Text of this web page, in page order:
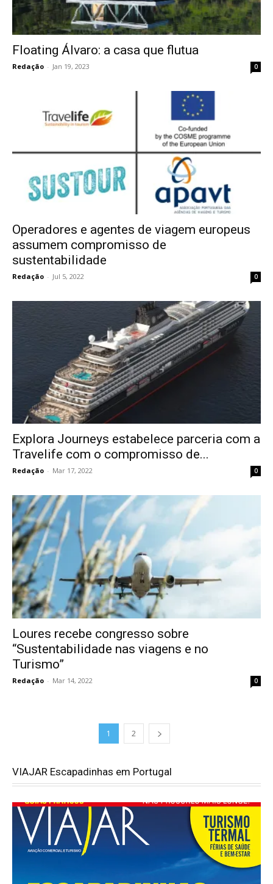
Floating Álvaro: a casa que flutua
Redação - Jan 19, 2023 0
Operadores e agentes de viagem europeus
assumem compromisso de
sustentabilidade
Redação - Jul 5, 2022 0
Explora Journeys estabelece parceria com a
Travelife com o compromisso de...
Redação - Mar 17, 2022 0
Loures recebe congresso sobre
“Sustentabilidade nas viagens e no
Turismo”
Redação - Mar 14, 2022 0
1 2
VIAJAR Escapadinhas em Portugal